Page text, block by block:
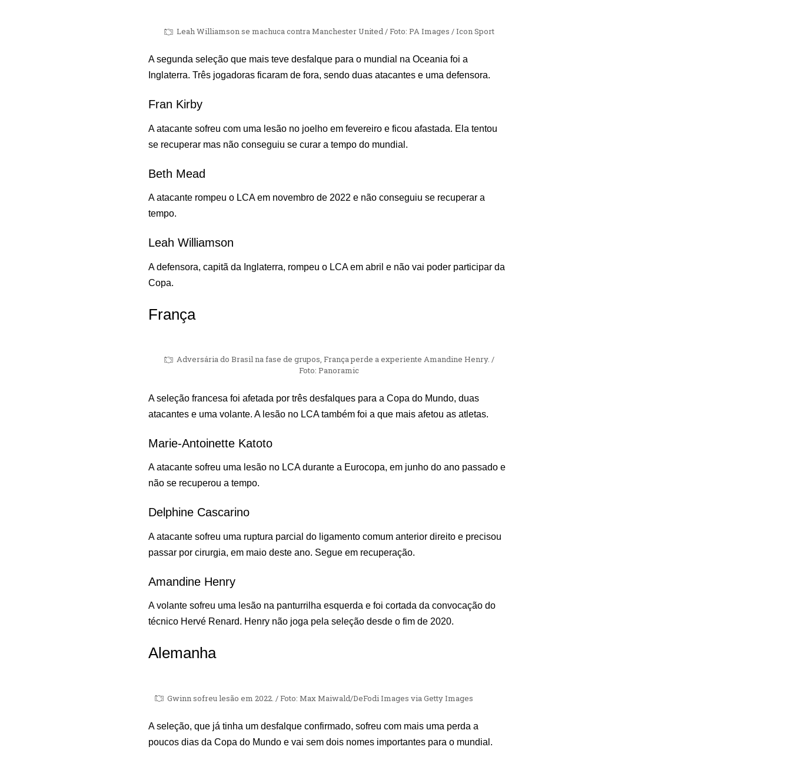
Leah Williamson se machuca contra Manchester United / Foto: PA Images / Icon Sport
A segunda seleção que mais teve desfalque para o mundial na Oceania foi a
Inglaterra. Três jogadoras ficaram de fora, sendo duas atacantes e uma defensora.
Fran Kirby
A atacante sofreu com uma lesão no joelho em fevereiro e ficou afastada. Ela tentou
se recuperar mas não conseguiu se curar a tempo do mundial.
Beth Mead
A atacante rompeu o LCA em novembro de 2022 e não conseguiu se recuperar a
tempo.
Leah Williamson
A defensora, capitã da Inglaterra, rompeu o LCA em abril e não vai poder participar da
Copa.
França
Adversária do Brasil na fase de grupos, França perde a experiente Amandine Henry. /
Foto: Panoramic
A seleção francesa foi afetada por três desfalques para a Copa do Mundo, duas
atacantes e uma volante. A lesão no LCA também foi a que mais afetou as atletas.
Marie-Antoinette Katoto
A atacante sofreu uma lesão no LCA durante a Eurocopa, em junho do ano passado e
não se recuperou a tempo.
Delphine Cascarino
A atacante sofreu uma ruptura parcial do ligamento comum anterior direito e precisou
passar por cirurgia, em maio deste ano. Segue em recuperação.
Amandine Henry
A volante sofreu uma lesão na panturrilha esquerda e foi cortada da convocação do
técnico Hervé Renard. Henry não joga pela seleção desde o fim de 2020.
Alemanha
Gwinn sofreu lesão em 2022. / Foto: Max Maiwald/DeFodi Images via Getty Images
A seleção, que já tinha um desfalque confirmado, sofreu com mais uma perda a
poucos dias da Copa do Mundo e vai sem dois nomes importantes para o mundial.